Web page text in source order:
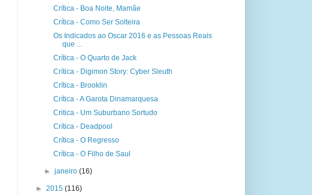
Crítica - Boa Noite, Mamãe
Crítica - Como Ser Solteira
Os Indicados ao Oscar 2016 e as Pessoas Reais
que ...
Crítica - O Quarto de Jack
Crítica - Digimon Story: Cyber Sleuth
Crítica - Brooklin
Crítica - A Garota Dinamarquesa
Critica - Um Suburbano Sortudo
Crítica - Deadpool
Crítica - O Regresso
Crítica - O Filho de Saul
►janeiro(16)
► 2015 (116)